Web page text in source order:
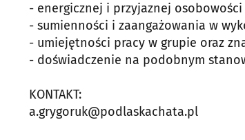
- energicznej i przyjaznej osobowości
- sumienności i zaangażowania w
- umiejętności pracy w grupie oraz
- doświadczenie na podobnym
KONTAKT:
a.grygoruk@podlaskachata.pl